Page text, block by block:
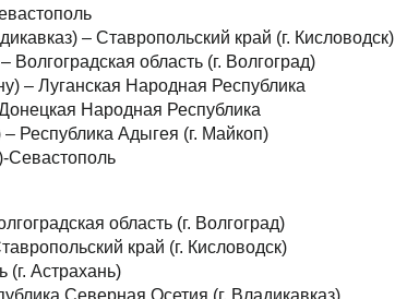
– Ставропольский край (г. Кисловодск)
Волгоградская область (г. Волгоград)
– Луганская Народная Республика
Народная Республика
– Республика Адыгея (г. Майкоп)
Севастополь
область (г. Волгоград)
край (г. Кисловодск)
(г. Астрахань)
Северная Осетия (г. Владикавказ)